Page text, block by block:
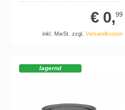
€ 0,99
inkl. MwSt. zzgl.Versandkosten
lagernd